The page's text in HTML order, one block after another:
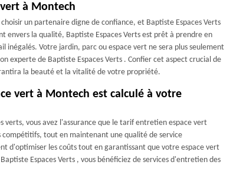
à Montech
un partenaire digne de confiance, et Baptiste Espaces Verts
envers la qualité, Baptiste Espaces Verts est prêt à prendre en
inégalés. Votre jardin, parc ou espace vert ne sera plus seulement
experte de Baptiste Espaces Verts . Confier cet aspect crucial de
la beauté et la vitalité de votre propriété.
vert à Montech est calculé à votre
verts, vous avez l'assurance que le tarif entretien espace vert
tout en maintenant une qualité de service
d'optimiser les coûts tout en garantissant que votre espace vert
Espaces Verts , vous bénéficiez de services d'entretien des